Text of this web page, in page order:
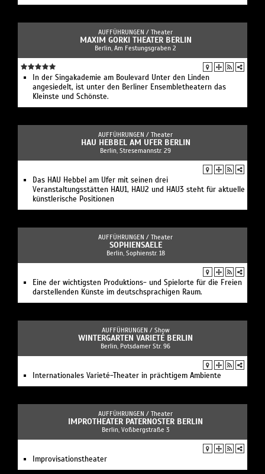
AUFFÜHRUNGEN / Theater
MAXIM GORKI THEATER BERLIN
Berlin, Am Festungsgraben 2
In der Singakademie am Boulevard Unter den Linden
angesiedelt, ist unter den Berliner Ensembletheatern das
Kleinste und Schönste.
AUFFÜHRUNGEN / Theater
HAU HEBBEL AM UFER BERLIN
Berlin, Stresemannstr. 29
Das HAU Hebbel am Ufer mit seinen drei
Veranstaltungsstätten HAU1, HAU2 und HAU3 steht für aktuelle
künstlerische Positionen
AUFFÜHRUNGEN / Theater
SOPHIENSAELE
Berlin, Sophienstr. 18
Eine der wichtigsten Produktions- und Spielorte für die Freien
darstellenden Künste im deutschsprachigen Raum.
AUFFÜHRUNGEN / Show
WINTERGARTEN VARIETÉ BERLIN
Berlin, Potsdamer Str. 96
Internationales Varieté-Theater in prächtigem Ambiente
AUFFÜHRUNGEN / Theater
IMPROTHEATER PATERNOSTER BERLIN
Berlin, Voßbergstraße 3
Improvisationstheater